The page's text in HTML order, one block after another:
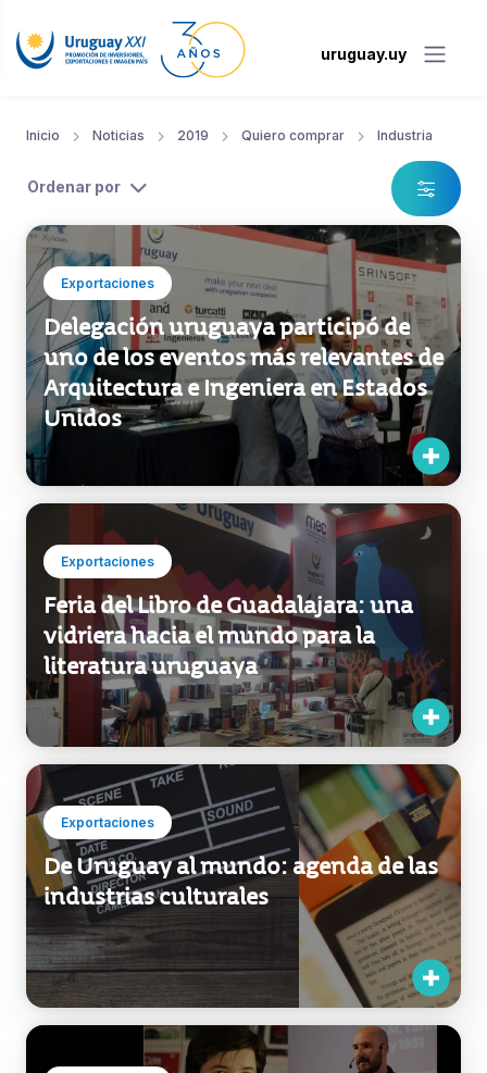
uruguay.uy
Inicio Noticias 2019 Quiero comprar Industria
Ordenar por
Exportaciones
Delegación uruguaya participó de
uno de los eventos más relevantes de
Arquitectura e Ingeniera en Estados
Unidos
Exportaciones
Feria del Libro de Guadalajara: una
vidriera hacia el mundo para la
literatura uruguaya
Exportaciones
De Uruguay al mundo: agenda de las
industrias culturales